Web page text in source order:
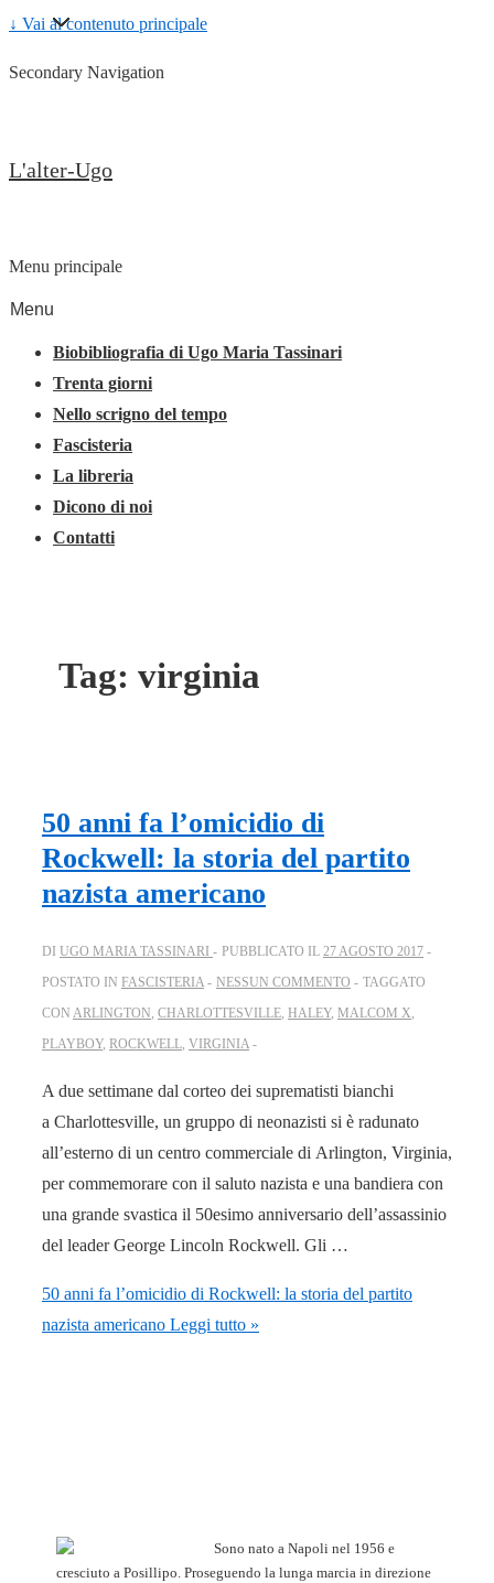
↓ Vai al contenuto principale
Secondary Navigation
L'alter-Ugo
Menu principale
Menu
Biobibliografia di Ugo Maria Tassinari
Trenta giorni
Nello scrigno del tempo
Fascisteria
La libreria
Dicono di noi
Contatti
Tag: virginia
50 anni fa l’omicidio di
Rockwell: la storia del partito
nazista americano
DI UGO MARIA TASSINARI PUBBLICATO IL 27 AGOSTO 2017
POSTATO IN FASCISTERIA NESSUN COMMENTO
TAGGATO
CON ARLINGTON, CHARLOTTESVILLE, HALEY, MALCOM X,
PLAYBOY, ROCKWELL, VIRGINIA
A due settimane dal corteo dei suprematisti bianchi
a Charlottesville, un gruppo di neonazisti si è radunato
all’esterno di un centro commerciale di Arlington, Virginia,
per commemorare con il saluto nazista e una bandiera con
una grande svastica il 50esimo anniversario dell’assassinio
del leader George Lincoln Rockwell. Gli …
50 anni fa l’omicidio di Rockwell: la storia del partito
nazista americano Leggi tutto »
Sono nato a Napoli nel 1956 e
cresciuto a Posillipo. Proseguendo la lunga marcia in direzione